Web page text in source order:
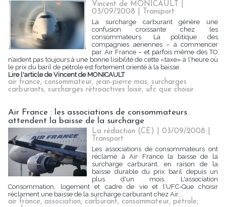
Vincent de MONICAULT |
03/09/2008
Transport
La surcharge carburant génère une
confusion croissante chez les
consommateurs. La politique des
compagnies aériennes – à commencer
par Air France – et parfois même des TO
n’aident pas toujours à une bonne lisibilité de cette «taxe» à l’heure où
le prix du baril de pétrole est fortement orienté à la baisse.
Lire l'article de Vincent de MONICAULT
air france, consommateur, jean-pierre mas, surcharges
carburants, surcharges rétroactives loisir, ufc que choisir
Air France : les associations de consommateurs
attendent la baisse de la surcharge
La rédaction (CE) | 03/09/2008
Transport
Les associations de consommateurs ont
réclamé à Air France la baisse de la
surcharge carburant, en raison de la
baisse durable du prix baril depuis un
plus d'un mois. L'association
Consommation, logement et cadre de vie et l’UFC-Que choisir
réclament une baisse de la surcharge carburant chez Air...
air france, association, carburant, consommateur, pétrole,